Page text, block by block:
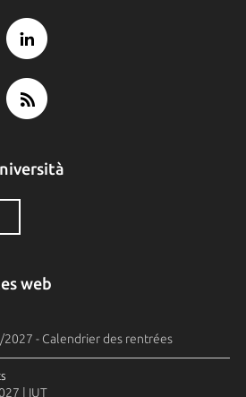
web
- Calendrier des rentrées
| IUT